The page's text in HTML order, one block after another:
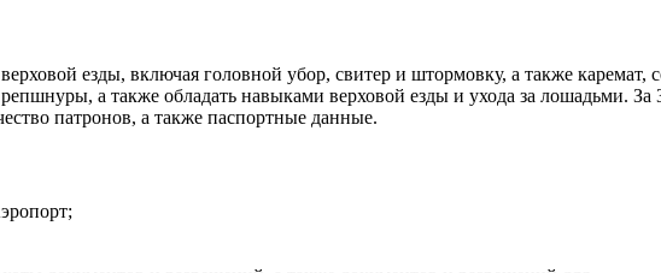
езды, включая головной убор, свитер и штормовку, а также
а также обладать навыками верховой езды и ухода за лошадьми.
патронов, а также паспортные данные.